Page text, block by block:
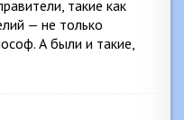
такие как
— не только
А были и такие,